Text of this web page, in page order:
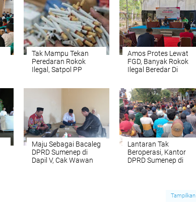
Tak Mampu Tekan
Peredaran Rokok
Ilegal, Satpol PP
Amos Protes Lewat
FGD, Banyak Rokok
Ilegal Beredar Di
Maju Sebagai Bacaleg
DPRD Sumenep di
Dapil V, Cak Wawan
Lantaran Tak
Beroperasi, Kantor
DPRD Sumenep di
Tampilkan